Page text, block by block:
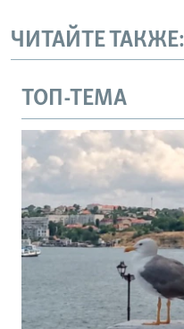
ЧИТАЙТЕ ТАКЖЕ:
ТОП-ТЕМА